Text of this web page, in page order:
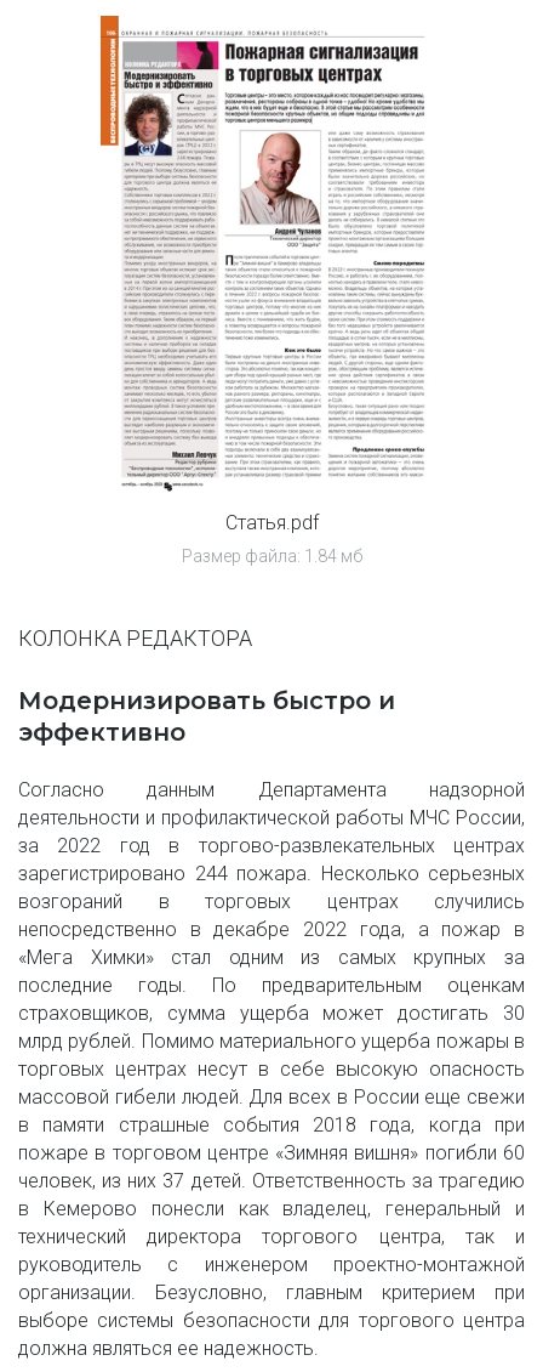
Статья.pdf
Размер файла: 1.84 мб
КОЛОНКА РЕДАКТОРА
Модернизировать быстро и
эффективно
Согласно данным Департамента надзорной
деятельности и профилактической работы МЧС России,
за 2022 год в торгово-развлекательных центрах
зарегистрировано 244 пожара. Несколько серьезных
возгораний в торговых центрах случились
непосредственно в декабре 2022 года, а пожар в
«Мега Химки» стал одним из самых крупных за
последние годы. По предварительным оценкам
страховщиков, сумма ущерба может достигать 30
млрд рублей. Помимо материального ущерба пожары в
торговых центрах несут в себе высокую опасность
массовой гибели людей. Для всех в России еще свежи
в памяти страшные события 2018 года, когда при
пожаре в торговом центре «Зимняя вишня» погибли 60
человек, из них 37 детей. Ответственность за трагедию
в Кемерово понесли как владелец, генеральный и
технический директора торгового центра, так и
руководитель с инженером проектно-монтажной
организации. Безусловно, главным критерием при
выборе системы безопасности для торгового центра
должна являться ее надежность.